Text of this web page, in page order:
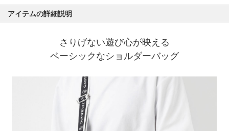
アイテムの詳細説明
さりげない遊び心が映える
ベーシックなショルダーバッグ